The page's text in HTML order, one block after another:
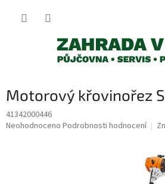
Motorový křovinořez
41342000446
Průměrné
Neohodnoceno Podrobnosti hodnocení